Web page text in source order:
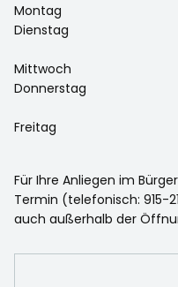
Montag
Dienstag
Mittwoch
Donnerstag
Freitag
Für Ihre Anliegen im
Termin (telefonisch: 915-
auch außerhalb der